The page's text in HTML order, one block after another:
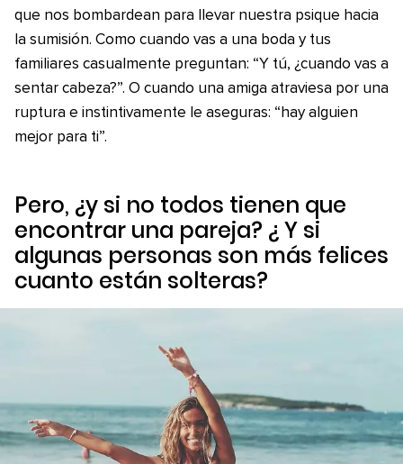
que nos bombardean para llevar nuestra psique hacia
la sumisión. Como cuando vas a una boda y tus
familiares casualmente preguntan: “Y tú, ¿cuando vas a
sentar cabeza?”. O cuando una amiga atraviesa por una
ruptura e instintivamente le aseguras: “hay alguien
mejor para ti”.
Pero, ¿y si no todos tienen que
encontrar una pareja? ¿ Y si
algunas personas son más felices
cuanto están solteras?